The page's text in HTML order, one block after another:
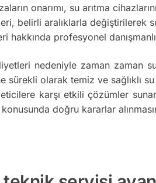
onarımı, su arıtma
belirli aralıklarla değiştirilerek
hakkında profesyonel
nedeniyle zaman zaman
sürekli olarak temiz ve sağlıklı
karşı etkili çözümler
doğru kararlar